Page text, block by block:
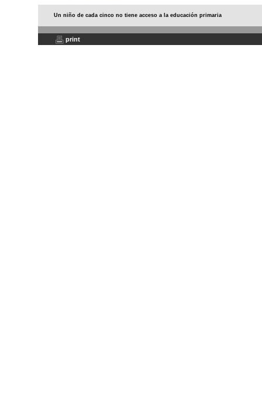
Un niño de cada cinco no tiene acceso a la educación primaria
print